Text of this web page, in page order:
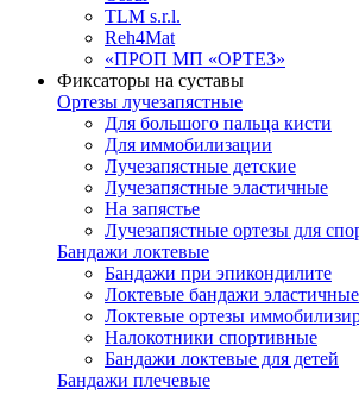
TLM s.r.l.
Reh4Mat
«ПРОП МП «ОРТЕЗ»
Фиксаторы на суставы
Ортезы лучезапястные
Для большого пальца кисти
Для иммобилизации
Лучезапястные детские
Лучезапястные эластичные
На запястье
Лучезапястные ортезы для
Бандажи локтевые
Бандажи при эпикондилите
Локтевые бандажи эластичные
Локтевые ортезы
Налокотники спортивные
Бандажи локтевые для детей
Бандажи плечевые